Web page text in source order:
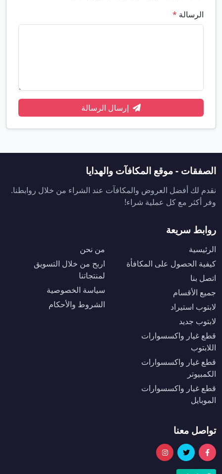
الرسالة *
إرسال الرسالة
الصفقات - موقع المكافآت والهدايا
نقدم لك أفضل العروض والمكافآت عند الشراء من خلال روابطنا.
وفر أكثر مع كل عملية شراء!
روابط سريعة
الرئيسية
كيفية الحصول على المكافأة
اتصل بنا
جميع الأقسام
لابتوب استيراد
لابتوب جديد
قطع غيار واكسسوارات
اللابتوب
قطع غيار واكسسوارات
الكمبيوتر
قطع غيار واكسسوارات
الموبايل
من نحن
اربح من خلال التسويق
لمنتجاتنا
سياسة الخصوصية
الشروط والأحكام
تواصل معنا